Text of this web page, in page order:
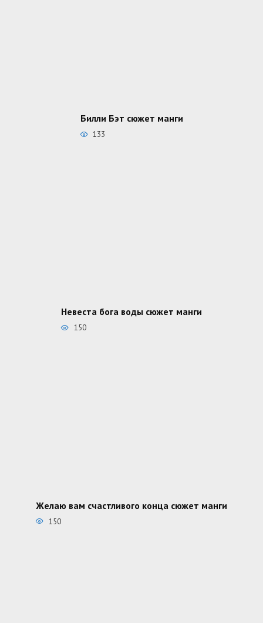
Билли Бэт сюжет манги
133
Невеста бога воды сюжет манги
150
Желаю вам счастливого конца сюжет манги
150